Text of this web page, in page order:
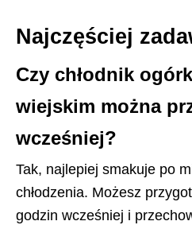
Najczęściej
Czy chłodnik
wiejskim można
wcześniej?
Tak, najlepiej smakuje po
chłodzenia. Możesz
godzin wcześniej i